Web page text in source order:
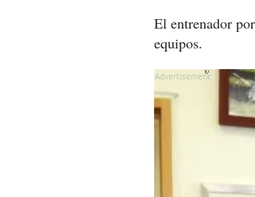
El entrenador
equipos.
X
X